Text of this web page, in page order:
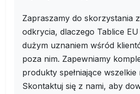
Zapraszamy do skorzystania
odkrycia, dlaczego Tablice
dużym uznaniem wśród
poza nim. Zapewniamy
produkty spełniające
Skontaktuj się z nami, aby